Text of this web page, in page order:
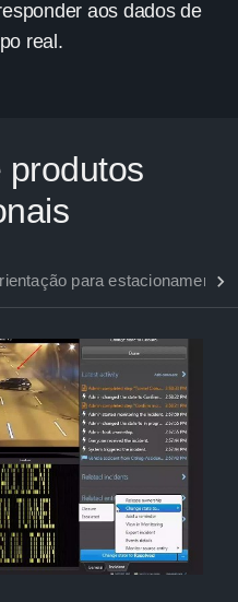
aos dados de
real.
produtos
para estacionamento